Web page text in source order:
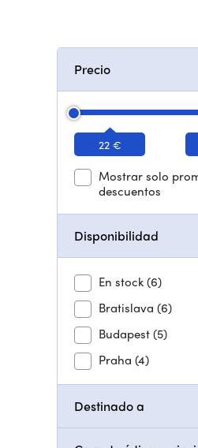
Precio
22 €
Mostrar solo
descuentos
Disponibilidad
En stock(6)
Bratislava (6)
Budapest(5)
Praha (4)
Destinado a